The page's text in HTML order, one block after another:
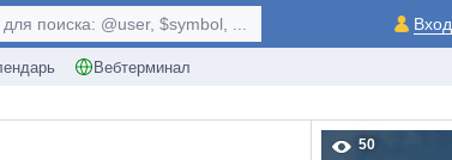
Вебтерминал
для поиска: @user, $symbol, ... Вход
50